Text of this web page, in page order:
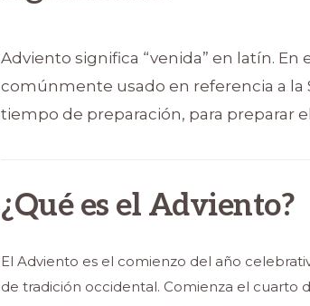
Adviento significa “venida” en latín. En
comúnmente usado en referencia a la
tiempo de preparación, para preparar
¿Qué es el Adviento?
El Adviento es el comienzo del año
de tradición occidental. Comienza el cuarto